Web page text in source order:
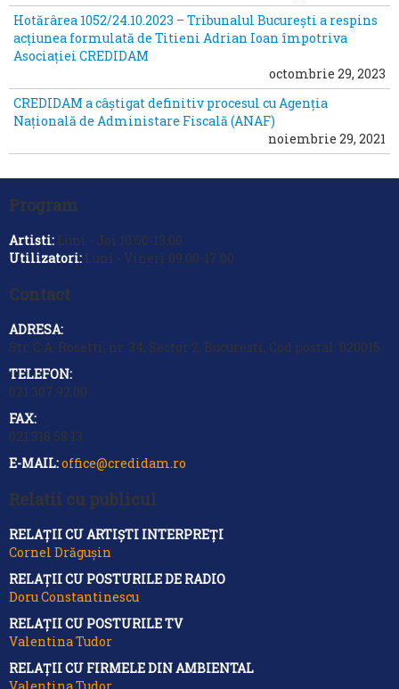
Hotărârea 1052/24.10.2023 – Tribunalul București a respins
acțiunea formulată de Titieni Adrian Ioan împotriva
Asociației CREDIDAM
octombrie 29, 2023
CREDIDAM a câștigat definitiv procesul cu Agenția
Națională de Administare Fiscală (ANAF)
noiembrie 29, 2021
Program
Artisti: Luni - Joi 10.00-13.00
Utilizatori: Luni - Vineri 09.00-17.00
Contact
ADRESA:
Str. C.A. Rosetti, nr. 34, Sector 2, Bucuresti, Cod postal: 020015
TELEFON:
021.307.92.00
FAX:
021.318 58 13
E-MAIL:office@credidam.ro
Relatii cu publicul
RELAȚII CU ARTIȘTI INTERPREȚI
Cornel Drăgușin
RELAȚII CU POSTURILE DE RADIO
Doru Constantinescu
RELAȚII CU POSTURILE TV
Valentina Tudor
RELAȚII CU FIRMELE DIN AMBIENTAL